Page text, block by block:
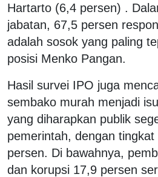
Hartarto (6,4 persen) .
jabatan, 67,5 persen
adalah sosok yang paling
posisi Menko Pangan.
Hasil survei IPO juga
sembako murah menjadi
yang diharapkan publik
pemerintah, dengan
persen. Di bawahnya,
dan korupsi 17,9 persen